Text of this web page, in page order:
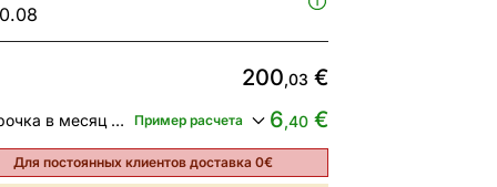
200,03 €
Рассрочка в месяц от Пример расчета 6,40€
Для постоянных клиентов доставка 0€